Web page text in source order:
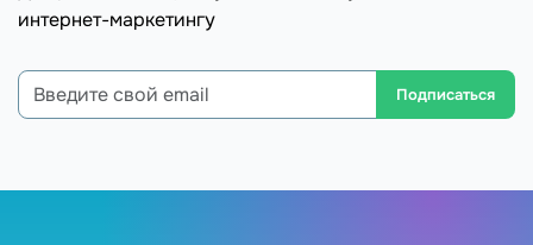
интернет-маркетингу
Подписаться